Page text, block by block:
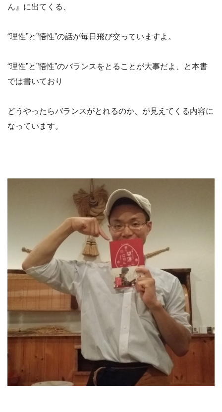
ん』に出てくる、
“理性”と”悟性”の話が毎日飛び交っていますよ。
“理性”と”悟性”のバランスをとることが大事だよ、と本書
では書いており
どうやったらバランスがとれるのか、が見えてくる内容に
なっています。